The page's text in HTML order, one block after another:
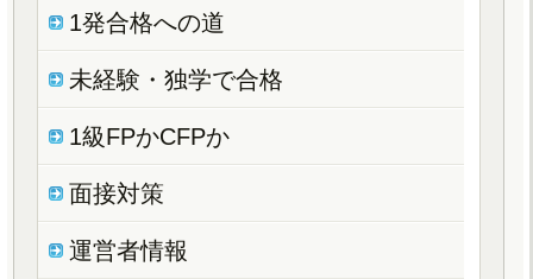
1発合格への道
未経験・独学で合格
1級FPかCFPか
面接対策
運営者情報